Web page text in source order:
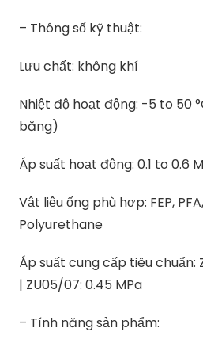
– Thông số kỹ thuật:
Lưu chất: không khí
Nhiệt độ hoạt động: -5 to 50
băng)
Áp suất hoạt động: 0.1 to 0.6
Vật liệu ống phù hợp: FEP,
Polyurethane
Áp suất cung cấp tiêu chuẩn:
| ZU05/07: 0.45 MPa
– Tính năng sản phẩm: